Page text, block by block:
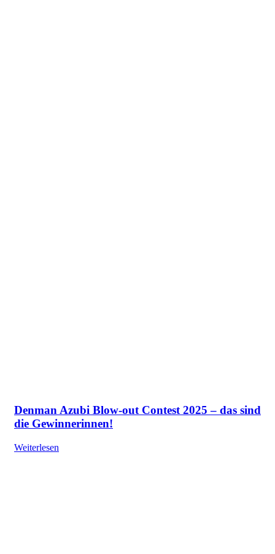
Denman Azubi Blow-out Contest 2025 – das sind
die Gewinnerinnen!
Weiterlesen